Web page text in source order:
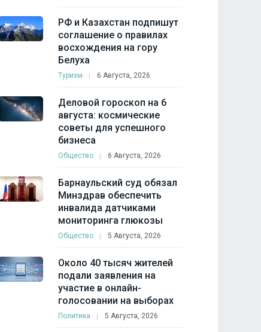
РФ и Казахстан подпишут
соглашение о правилах
восхождения на гору
Белуха
Туризм 6 Августа, 2026
Деловой гороскоп на 6
августа: космические
советы для успешного
бизнеса
Общество 6 Августа, 2026
Барнаульский суд обязал
Минздрав обеспечить
инвалида датчиками
мониторинга глюкозы
Общество 5 Августа, 2026
Около 40 тысяч жителей
подали заявления на
участие в онлайн-
голосовании на выборах
Политика 5 Августа, 2026